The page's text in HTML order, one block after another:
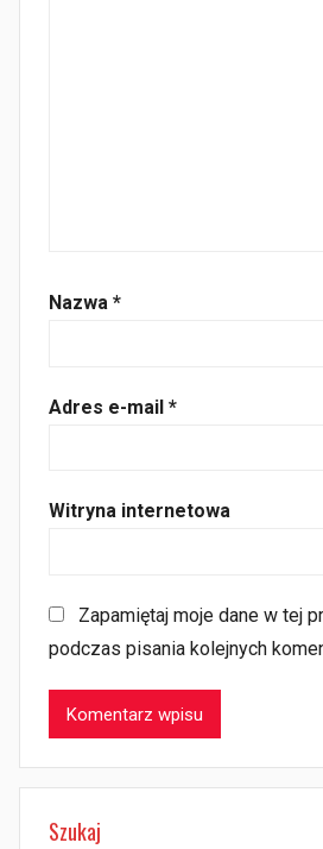
Nazwa *
Adres e-mail *
Witryna internetowa
Zapamiętaj moje dane w tej
podczas pisania kolejnych
Szukaj